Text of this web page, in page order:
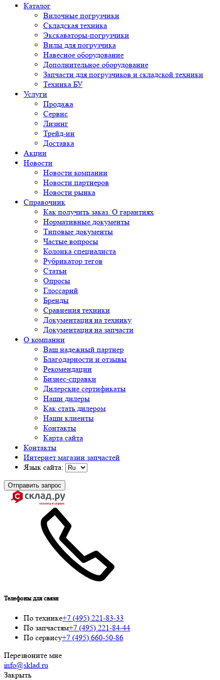
Каталог
Вилочные погрузчики
Складская техника
Экскаваторы-погрузчики
Вилы для погрузчика
Навесное оборудование
Дополнительное оборудование
Запчасти для погрузчиков и складской техники
Техника БУ
Услуги
Продажа
Сервис
Лизинг
Трейд-ин
Доставка
Акции
Новости
Новости компании
Новости партнеров
Новости рынка
Справочник
Как получить заказ. О гарантиях
Нормативные документы
Типовые документы
Частые вопросы
Колонка специалиста
Рубрикатор тегов
Статьи
Опросы
Глоссарий
Бренды
Сравнения техники
Документация на технику
Документация на запчасти
О компании
Ваш надежный партнер
Благодарности и отзывы
Рекомендации
Бизнес-справки
Дилерские сертификаты
Наши дилеры
Как стать дилером
Наши клиенты
Контакты
Карта сайта
Контакты
Интернет магазин запчастей
Язык сайта:
Отправить запрос
Телефоны для связи
По технике+7 (495) 221-83-33
По запчастям+7 (495) 221-84-44
По сервису+7 (495) 660-50-86
Перезвоните мне
info@sklad.ru
Закрыть